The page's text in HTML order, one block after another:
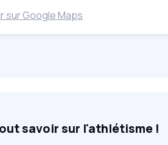
sur Google Maps
savoir sur l'athlétisme !